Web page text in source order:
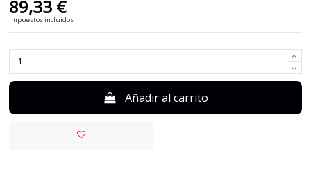
89,33 €
Impuestos incluidos
Añadir al carrito